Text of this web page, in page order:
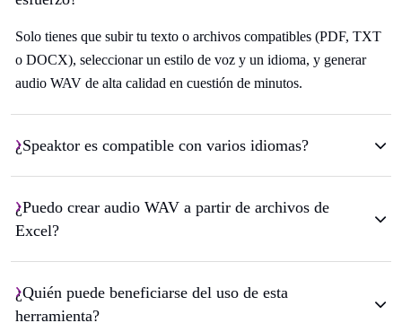
Solo tienes que subir tu texto o archivos compatibles (PDF, TXT
o DOCX), seleccionar un estilo de voz y un idioma, y generar
audio WAV de alta calidad en cuestión de minutos.
¿Speaktor es compatible con varios idiomas?
¿Puedo crear audio WAV a partir de archivos de
Excel?
¿Quién puede beneficiarse del uso de esta
herramienta?